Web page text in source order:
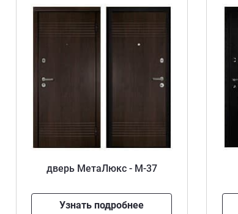
дверь МетаЛюкс - М-37
Узнать подробнее